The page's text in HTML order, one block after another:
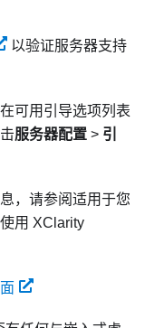
以验证服务器支持
可用引导选项列表
服务器配置 > 引
，请参阅适用于您
用 XClarity